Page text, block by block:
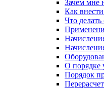
Зачем мне
Как
Что
О порядке
Порядок